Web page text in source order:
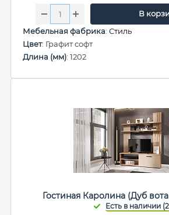
В
Мебельная фабрика: Стиль
Цвет: Графит софт
Длина (мм): 1202
Гостиная Каролина (Дуб